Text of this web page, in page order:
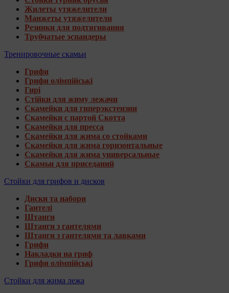
Жилеты утяжелители
Манжеты утяжелители
Резинки для подтягивания
Трубчатые эспандеры
Тренировочные скамьи
Грифи
Грифи олімпійські
Гирі
Стійки для жиму лежачи
Скамейки для гиперэкстензии
Скамейки с партой Скотта
Скамейки для пресса
Скамейки для жима со стойками
Скамейки для жима горизонтальные
Скамейки для жима универсальные
Скамьи для приседаний
Стойки для грифов и дисков
Диски та набори
Гантелі
Штанги
Штанги з гантелями
Штанги з гантелями та лавками
Грифи
Накладки на гриф
Грифи олімпійські
Стойки для жима лежа